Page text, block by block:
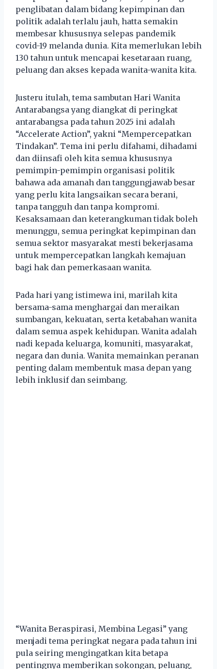
penglibatan dalam bidang kepimpinan dan
politik adalah terlalu jauh, hatta semakin
membesar khususnya selepas pandemik
covid-19 melanda dunia. Kita memerlukan lebih
130 tahun untuk mencapai kesetaraan ruang,
peluang dan akses kepada wanita-wanita kita.
Justeru itulah, tema sambutan Hari Wanita
Antarabangsa yang diangkat di peringkat
antarabangsa pada tahun 2025 ini adalah
“Accelerate Action”, yakni “Mempercepatkan
Tindakan”. Tema ini perlu difahami, dihadami
dan diinsafi oleh kita semua khususnya
pemimpin-pemimpin organisasi politik
bahawa ada amanah dan tanggungjawab besar
yang perlu kita langsaikan secara berani,
tanpa tangguh dan tanpa kompromi.
Kesaksamaan dan keterangkuman tidak boleh
menunggu, semua peringkat kepimpinan dan
semua sektor masyarakat mesti bekerjasama
untuk mempercepatkan langkah kemajuan
bagi hak dan pemerkasaan wanita.
Pada hari yang istimewa ini, marilah kita
bersama-sama menghargai dan meraikan
sumbangan, kekuatan, serta ketabahan wanita
dalam semua aspek kehidupan. Wanita adalah
nadi kepada keluarga, komuniti, masyarakat,
negara dan dunia. Wanita memainkan peranan
penting dalam membentuk masa depan yang
lebih inklusif dan seimbang.
“Wanita Beraspirasi, Membina Legasi” yang
menjadi tema peringkat negara pada tahun ini
pula seiring mengingatkan kita betapa
pentingnya memberikan sokongan, peluang,